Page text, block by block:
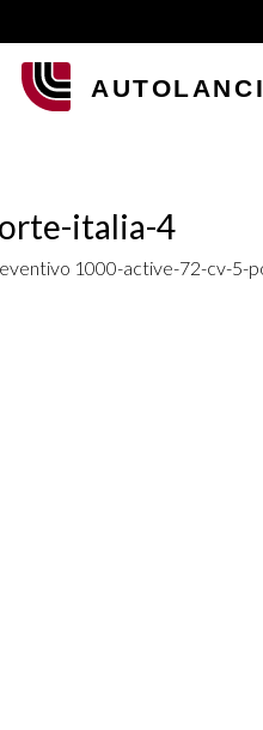
italia-4
1000-active-72-cv-5-